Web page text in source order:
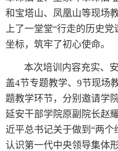
和宝塔山、凤凰山等现场
上了一堂堂“行走的历史
坐标，筑牢了初心使命。
本次培训内容充实、
盖4节专题教学、9节现场
题教学环节，分别邀请学
延安干部学院原副院长赵
近平总书记关于做到“两个
认识第一代中央领导集体